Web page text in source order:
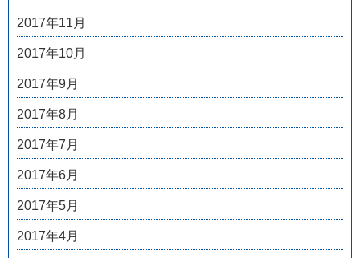
2017年11月
2017年10月
2017年9月
2017年8月
2017年7月
2017年6月
2017年5月
2017年4月